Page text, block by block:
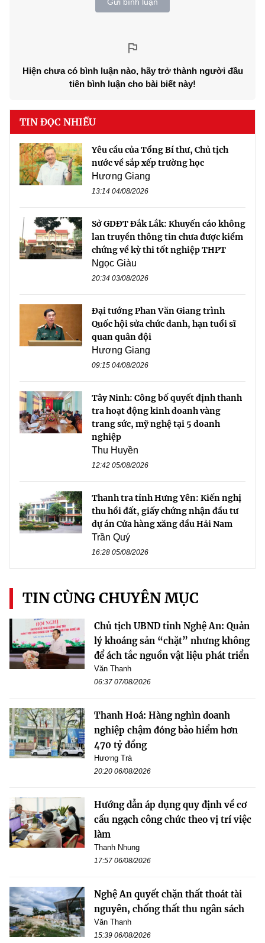
Hiện chưa có bình luận nào, hãy trở thành người đầu
tiên bình luận cho bài biết này!
TIN ĐỌC NHIỀU
Yêu cầu của Tổng Bí thư, Chủ tịch
nước về sắp xếp trường học
Hương Giang
13:14 04/08/2026
Sở GDĐT Đắk Lắk: Khuyến cáo không
lan truyền thông tin chưa được kiểm
chứng về kỳ thi tốt nghiệp THPT
Ngọc Giàu
20:34 03/08/2026
Đại tướng Phan Văn Giang trình
Quốc hội sửa chức danh, hạn tuổi sĩ
quan quân đội
Hương Giang
09:15 04/08/2026
Tây Ninh: Công bố quyết định thanh
tra hoạt động kinh doanh vàng
trang sức, mỹ nghệ tại 5 doanh
nghiệp
Thu Huyền
12:42 05/08/2026
Thanh tra tỉnh Hưng Yên: Kiến nghị
thu hồi đất, giấy chứng nhận đầu tư
dự án Cửa hàng xăng dầu Hải Nam
Trần Quý
16:28 05/08/2026
TIN CÙNG CHUYÊN MỤC
Chủ tịch UBND tỉnh Nghệ An: Quản
lý khoáng sản “chặt” nhưng không
để ách tắc nguồn vật liệu phát triển
Văn Thanh
06:37 07/08/2026
Thanh Hoá: Hàng nghìn doanh
nghiệp chậm đóng bảo hiểm hơn
470 tỷ đồng
Hương Trà
20:20 06/08/2026
Hướng dẫn áp dụng quy định về cơ
cấu ngạch công chức theo vị trí việc
làm
Thanh Nhung
17:57 06/08/2026
Nghệ An quyết chặn thất thoát tài
nguyên, chống thất thu ngân sách
Văn Thanh
15:39 06/08/2026